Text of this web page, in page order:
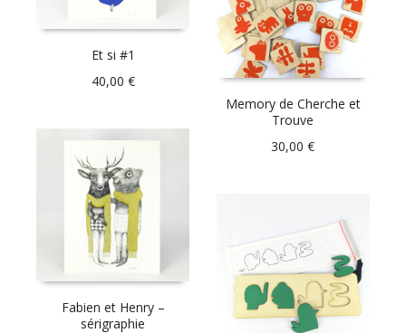
Et si #1
40,00 €
Memory de Cherche et
Trouve
30,00€
Fabien et Henry –
sérigraphie